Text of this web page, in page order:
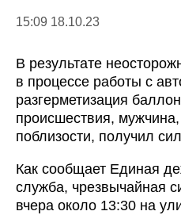
15:09 18.10.23
В результате
в процессе работы с
разгерметизация
происшествия,
поблизости, получил
Как сообщает Единая
служба, чрезвычайная
вчера около 13:30 на